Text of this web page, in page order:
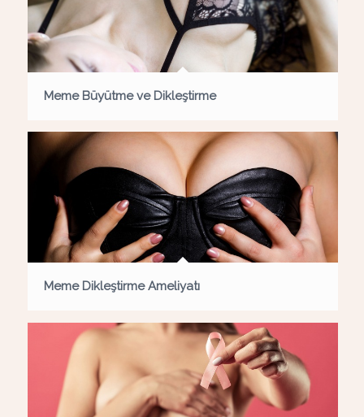
Meme Büyütme ve Dikleştirme
Meme Dikleştirme Ameliyatı